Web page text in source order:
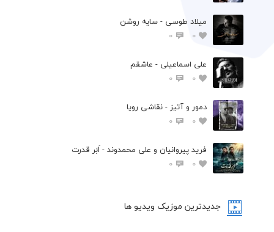
میلاد طوسی - سایه روشن
0
0
علی اسماعیلی - عاشقم
0
0
دمور و آتیز - نقاشی رویا
0
0
فرید پیروانیان و علی محمدوند - اَبَر قدرت
0
0
جدیدترین موزیک ویدیو ها